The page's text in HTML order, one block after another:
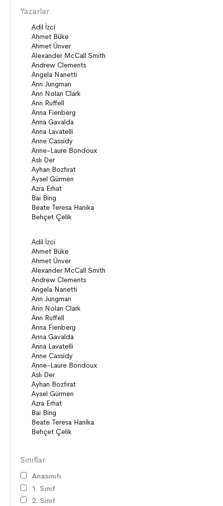
Öyküler
Şiirler
Deneme
Anlatı
Seçki
Köprü Kitaplar (10+)
Roman
Öyküler
Anlatı
ON8 (15+)
Roman
Diziler
Öyküler
Anlatı
Gizemli Maceralar Koleksiyonu
Diziler
Behiç Ak Yetişkin Kitapları
Öykü
Yazarlar
Sınıflar
Anasınıfı
1. Sınıf
2. Sınıf